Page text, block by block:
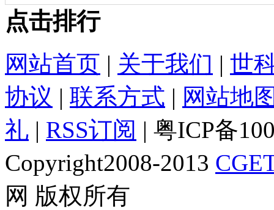
点击排行
网站首页 | 关于我们 | 世
协议 | 联系方式 | 网站地
礼 | RSS订阅 | 粤ICP备
Copyright2008-2013
网 版权所有